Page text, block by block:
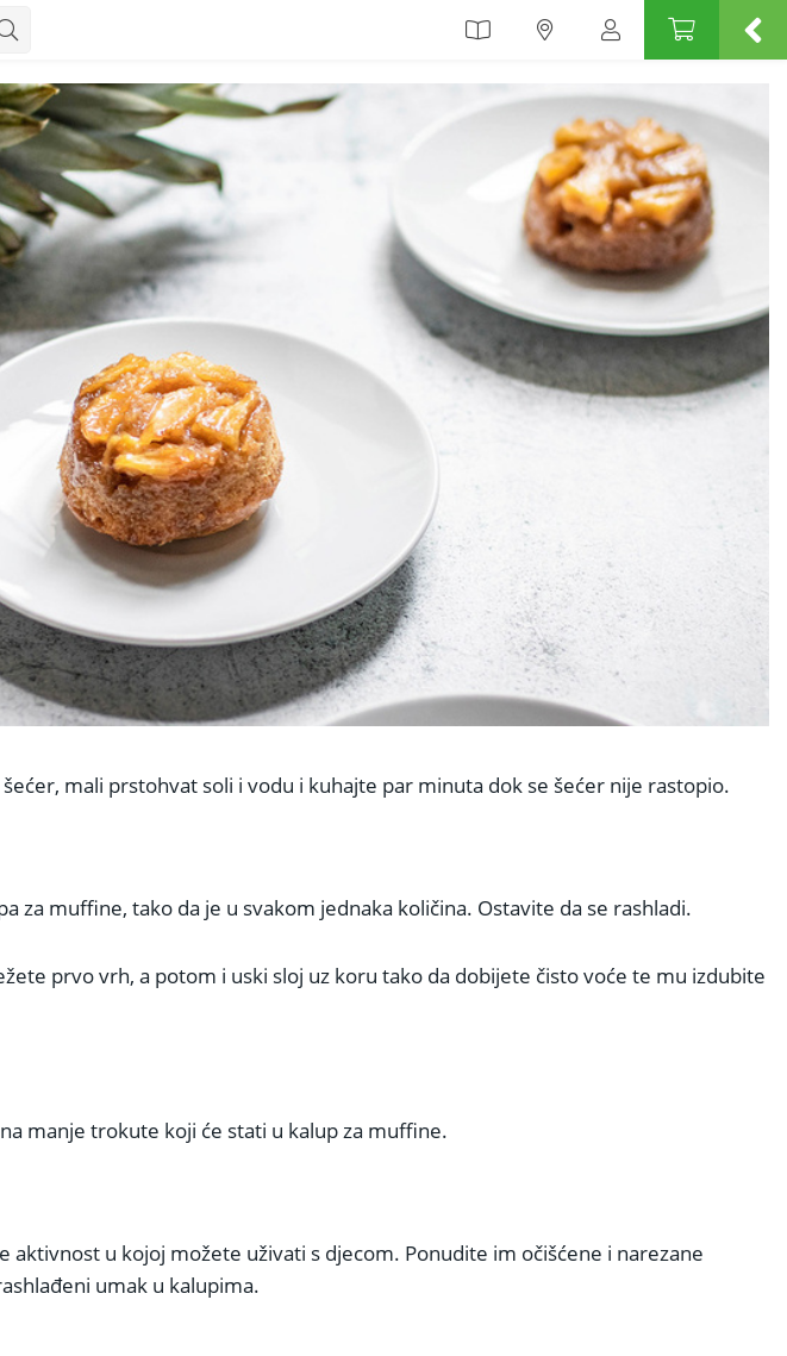
mali prstohvat soli i vodu i kuhajte par minuta dok se šećer nije rastopio.
za muffine, tako da je u svakom jednaka količina. Ostavite da se rashladi.
prvo vrh, a potom i uski sloj uz koru tako da dobijete čisto voće te mu izdubite
manje trokute koji će stati u kalup za muffine.
aktivnost u kojoj možete uživati s djecom. Ponudite im očišćene i narezane
umak u kalupima.